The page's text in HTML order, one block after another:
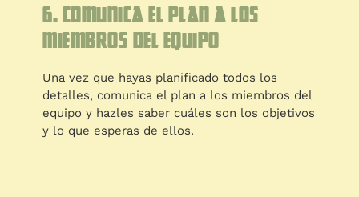
6. Comunica el plan a los
miembros del equipo
Una vez que hayas planificado todos los
detalles, comunica el plan a los miembros del
equipo y hazles saber cuáles son los objetivos
y lo que esperas de ellos.